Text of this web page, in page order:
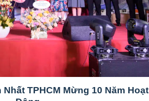
TPHCM Mừng 10 Năm Hoạt